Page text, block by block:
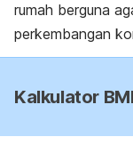
rumah berguna
perkembangan
Kalkulator